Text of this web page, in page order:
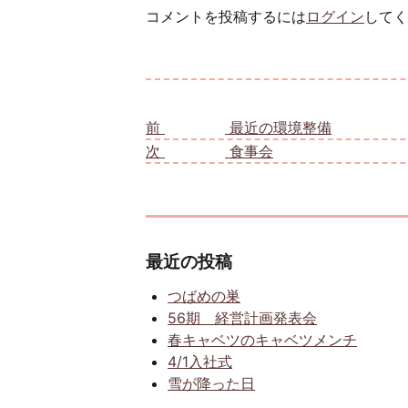
コメントを投稿するには ログイン して
前
最近の環境整備
次
食事会
最近の投稿
つばめの巣
56期 経営計画発表会
春キャベツのキャベツメンチ
4/1入社式
雪が降った日